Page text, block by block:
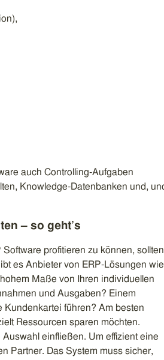
auch Controlling-Aufgaben
Knowledge-Datenbanken und,
– so geht’s
profitieren zu können, sollten
es Anbieter von ERP-Lösungen wie
Maße von Ihren individuellen
und Ausgaben? Einem
führen? Am besten
Ressourcen sparen möchten.
einfließen. Um effizient eine
Partner. Das System muss sicher,